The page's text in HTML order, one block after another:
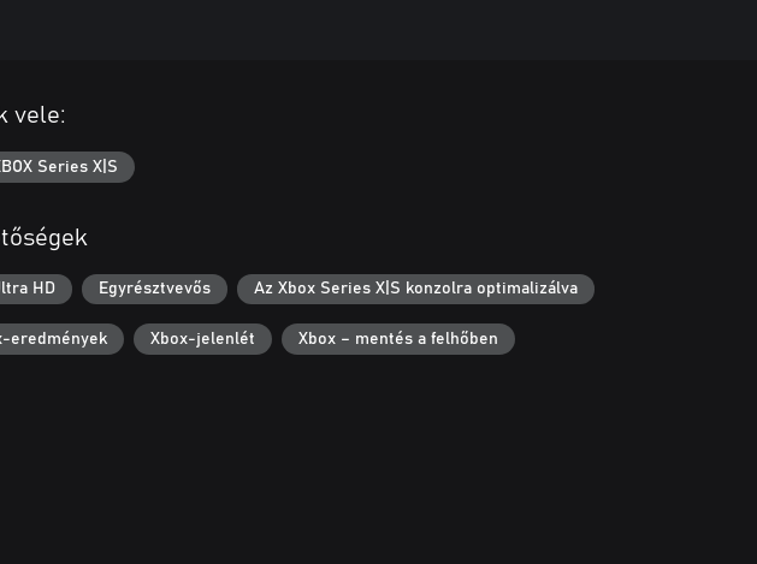
vele:
Series X|S
HD Egyrésztvevős Az Xbox Series X|S konzolra optimalizálva
eredmények Xbox-jelenlét Xbox – mentés a felhőben